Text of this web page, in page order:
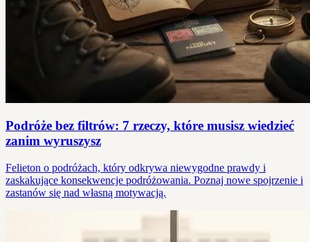
Podróże bez filtrów: 7 rzeczy, które musisz wiedzieć
zanim wyruszysz
Felieton o podróżach, który odkrywa niewygodne prawdy i
zaskakujące konsekwencje podróżowania. Poznaj nowe spojrzenie i
zastanów się nad własną motywacją.